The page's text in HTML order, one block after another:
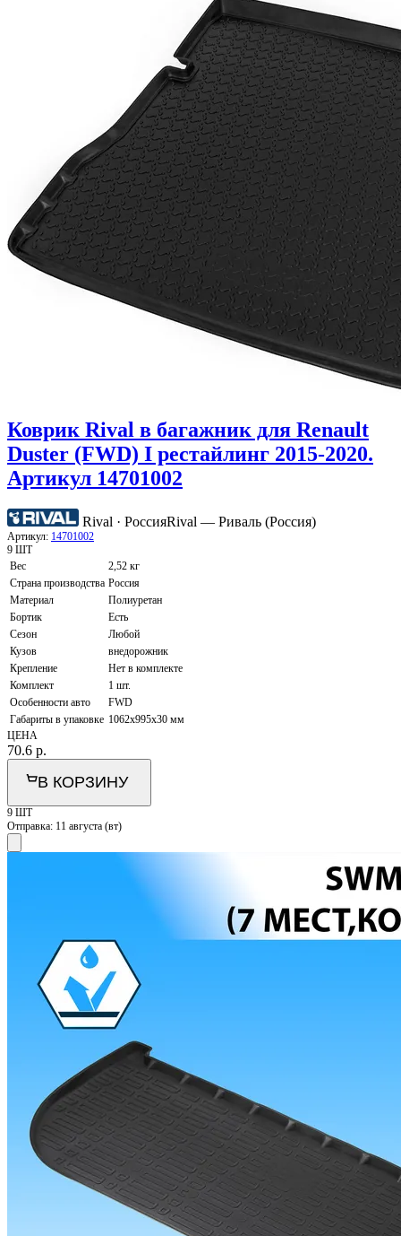
Коврик Rival в багажник для Renault
Duster (FWD) I рестайлинг 2015-2020.
Артикул 14701002
Rival · РоссияRival — Риваль (Россия)
Артикул: 14701002
9 ШТ
Вес
2,52 кг
Страна производства Россия
Материал
Полиуретан
Бортик
Есть
Сезон
Любой
Кузов
внедорожник
Крепление
Нет в комплекте
Комплект
1 шт.
Особенности авто
FWD
Габариты в упаковке 1062х995х30 мм
ЦЕНА
70.6 р.
В КОРЗИНУ
9 ШТ
Отправка: 11 августа (вт)